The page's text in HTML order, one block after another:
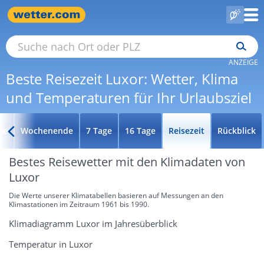
Beste Reisezeit Luxor: Wetter, Klima
und Temperaturen für Ihr Urlaubsziel
ANZEIGE
Wochenende 7 Tage 16 Tage Reisezeit Rückblick
Bestes Reisewetter mit den Klimadaten von
Luxor
Die Werte unserer Klimatabellen basieren auf Messungen an den
Klimastationen im Zeitraum 1961 bis 1990.
Klimadiagramm Luxor im Jahresüberblick
Temperatur in Luxor